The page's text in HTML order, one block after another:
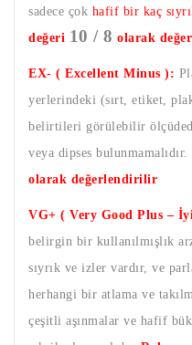
sadece çok hafif bir kaç
değeri 10 / 8 olarak
EX- ( Excellent Minus ):
yerlerindeki (sırt, etiket,
belirtileri görülebilir
veya dipses bulunmamalıdır.
olarak değerlendirilir
VG+ ( Very Good Plus –
belirgin bir kullanılmışlık
sıyrık ve izler vardır, ve
herhangi bir atlama ve
çeşitli aşınmalar ve hafif